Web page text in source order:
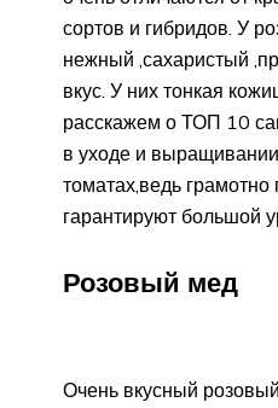
сортов и гибридов. У
нежный ,сахаристый
вкус. У них тонкая
расскажем о ТОП 10
в уходе и
томатах,ведь
гарантируют большой
Розовый мед
Очень вкусный